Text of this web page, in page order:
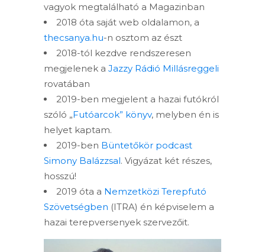
vagyok megtalálható a Magazinban
2018 óta saját web oldalamon, a
thecsanya.hu-n osztom az észt
2018-tól kezdve rendszeresen
megjelenek a Jazzy Rádió Millásreggeli
rovatában
2019-ben megjelent a hazai futókról
szóló „Futóarcok” könyv, melyben én is
helyet kaptam.
2019-ben Büntetőkör podcast
Simony Balázzsal. Vigyázat két részes,
hosszú!
2019 óta a Nemzetközi Terepfutó
Szövetségben (ITRA) én képviselem a
hazai terepversenyek szervezőit.